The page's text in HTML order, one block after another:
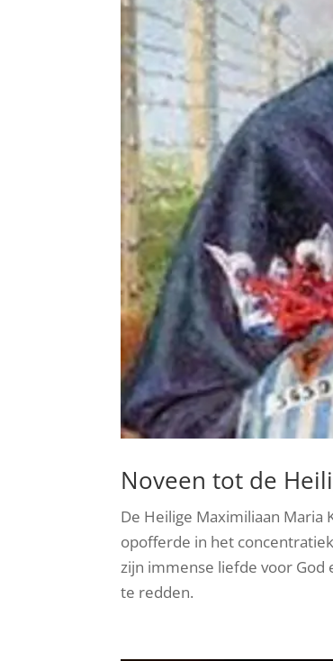
Noveen tot de
De Heilige Maximiliaan Maria
opofferde in het
zijn immense liefde voor
te redden.